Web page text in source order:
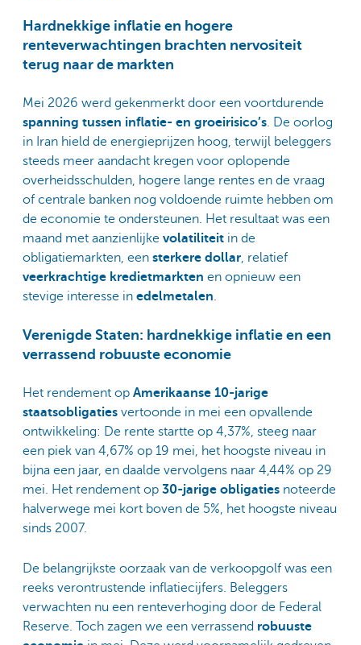
Hardnekkige inflatie en hogere
renteverwachtingen brachten nervositeit
terug naar de markten
Mei 2026 werd gekenmerkt door een voortdurende
spanning tussen inflatie- en groeirisico’s. De oorlog
in Iran hield de energieprijzen hoog, terwijl beleggers
steeds meer aandacht kregen voor oplopende
overheidsschulden, hogere lange rentes en de vraag
of centrale banken nog voldoende ruimte hebben om
de economie te ondersteunen. Het resultaat was een
maand met aanzienlijke volatiliteit in de
obligatiemarkten, een sterkere dollar, relatief
veerkrachtige kredietmarkten en opnieuw een
stevige interesse in edelmetalen.
Verenigde Staten: hardnekkige inflatie en een
verrassend robuuste economie
Het rendement op Amerikaanse 10-jarige
staatsobligaties vertoonde in mei een opvallende
ontwikkeling: De rente startte op 4,37%, steeg naar
een piek van 4,67% op 19 mei, het hoogste niveau in
bijna een jaar, en daalde vervolgens naar 4,44% op 29
mei. Het rendement op 30-jarige obligaties noteerde
halverwege mei kort boven de 5%, het hoogste niveau
sinds 2007.
De belangrijkste oorzaak van de verkoopgolf was een
reeks verontrustende inflatiecijfers. Beleggers
verwachten nu een renteverhoging door de Federal
Reserve. Toch zagen we een verrassend robuuste